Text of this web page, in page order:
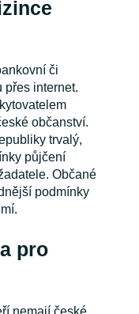
či
přes internet.
občanství.
trvalý,
půjčení
Občané
podmínky
pro